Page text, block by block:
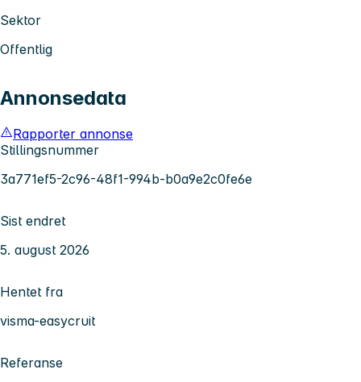
Sektor
Offentlig
Annonsedata
Rapporter annonse
Stillingsnummer
3a771ef5-2c96-48f1-994b-b0a9e2c0fe6e
Sist endret
5. august 2026
Hentet fra
visma-easycruit
Referanse